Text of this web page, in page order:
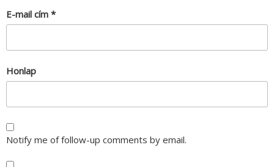
E-mail cím *
Honlap
Notify me of follow-up comments by email.